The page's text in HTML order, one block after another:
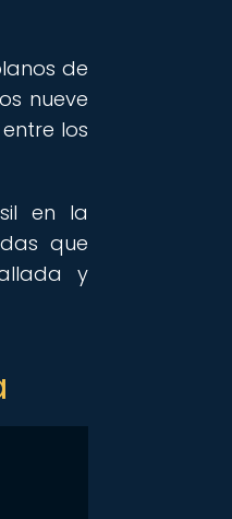
de
nueve
los
en la
que
y